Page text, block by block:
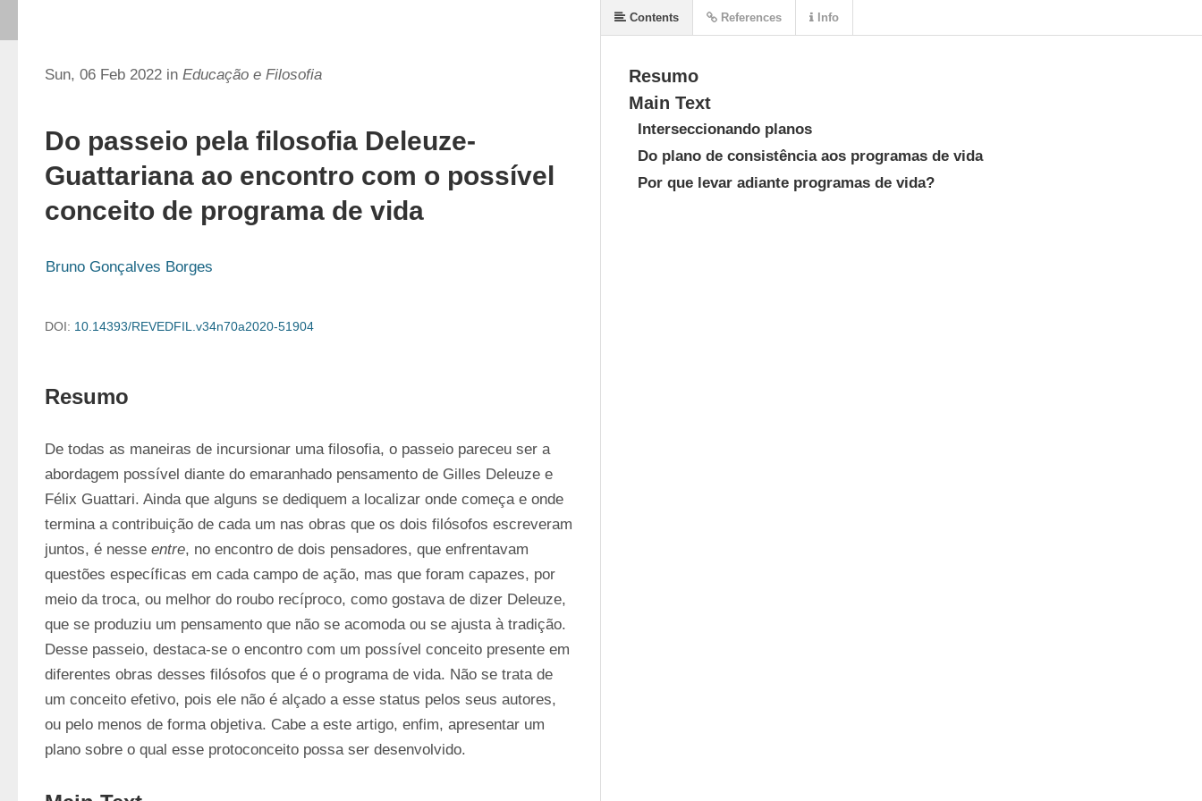
Sun, 06 Feb 2022 in Educação e Filosofia
Do passeio pela filosofia Deleuze-
Guattariana ao encontro com o possível
conceito de programa de vida
Bruno Gonçalves Borges
DOI: 10.14393/REVEDFIL.v34n70a2020-51904
Resumo
De todas as maneiras de incursionar uma filosofia, o passeio pareceu ser a
abordagem possível diante do emaranhado pensamento de Gilles Deleuze e
Félix Guattari. Ainda que alguns se dediquem a localizar onde começa e onde
termina a contribuição de cada um nas obras que os dois filósofos escreveram
juntos, é nesse entre, no encontro de dois pensadores, que enfrentavam
questões específicas em cada campo de ação, mas que foram capazes, por
meio da troca, ou melhor do roubo recíproco, como gostava de dizer Deleuze,
que se produziu um pensamento que não se acomoda ou se ajusta à tradição.
Desse passeio, destaca-se o encontro com um possível conceito presente em
diferentes obras desses filósofos que é o programa de vida. Não se trata de
um conceito efetivo, pois ele não é alçado a esse status pelos seus autores,
ou pelo menos de forma objetiva. Cabe a este artigo, enfim, apresentar um
plano sobre o qual esse protoconceito possa ser desenvolvido.
Resumo
Main Text
Interseccionando planos
Do plano de consistência aos programas de vida
Por que levar adiante programas de vida?
Contents References Info